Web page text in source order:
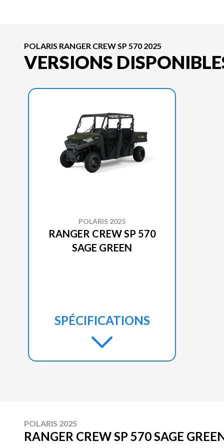
POLARIS RANGER CREW SP 570 2025
VERSIONS
POLARIS 2025
RANGER CREW SP 570
SAGE GREEN
SPÉCIFICATIONS
POLARIS 2025
RANGER CREW SP 570 SAGE